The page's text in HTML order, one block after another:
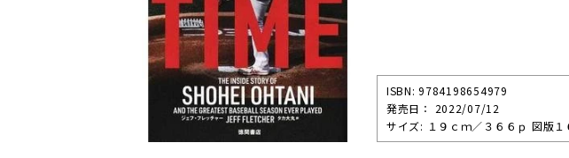
ISBN: 9784198654979
発売⽇： 2022/07/12
サイズ: １９ｃｍ／３６６ｐ 図版１